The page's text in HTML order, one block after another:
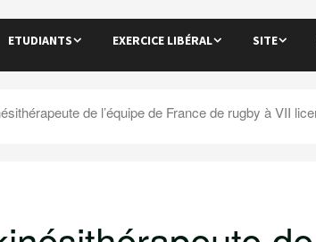
ETUDIANTS EXERCICE LIBÉRAL SITE
de l’équipe de France de rugby à VII